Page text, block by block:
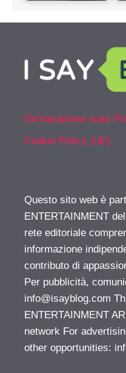
Dichiarazione sulla
Cookie Policy (UE)
Questo sito web è
ENTERTAINMENT
rete editoriale
informazione
contributo di
Per pubblicità,
info@isayblog.com
ENTERTAINMENT
network For
other opportunities: